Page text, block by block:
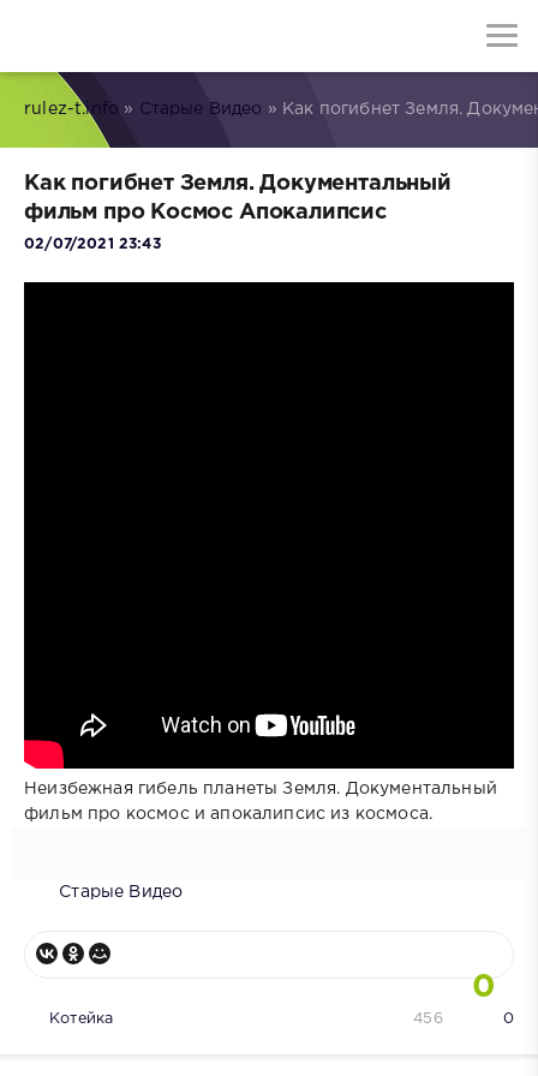
rulez-t.info » Старые Видео » Как погибнет Земля.
Как погибнет Земля. Документальный
фильм про Космос Апокалипсис
02/07/2021 23:43
Неизбежная гибель планеты Земля. Документальный
фильм про космос и апокалипсис из космоса.
Старые Видео
0
Котейка 0
456